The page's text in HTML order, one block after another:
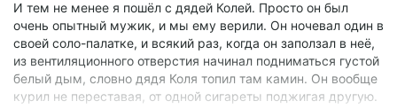
И тем не менее я пошёл с дядей Колей. Просто он был
очень опытный мужик, и мы ему верили. Он ночевал один в
своей соло-палатке, и всякий раз, когда он заползал в неё,
из вентиляционного отверстия начинал подниматься густой
белый дым, словно дядя Коля топил там камин. Он вообще
курил не переставая, от одной сигареты поджигая другую.